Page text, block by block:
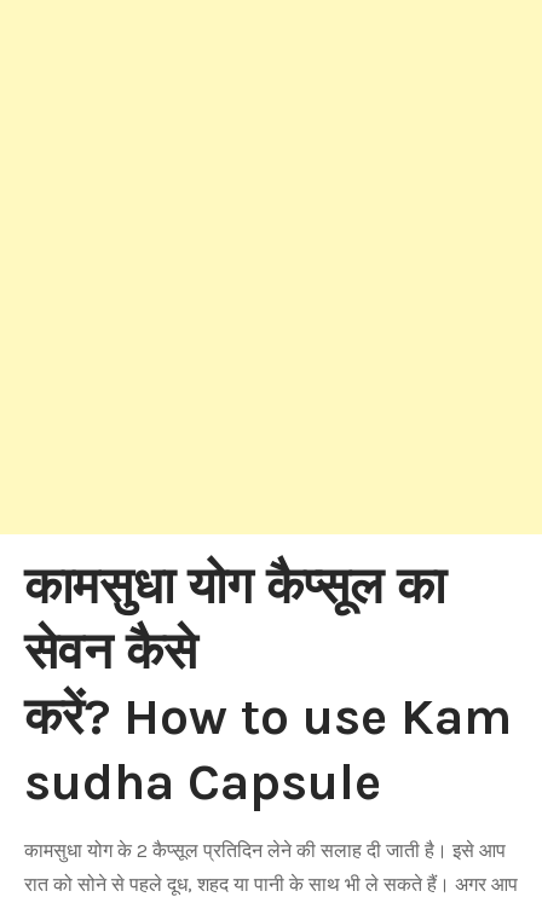
कामसुधा योग कैप्सूल का
सेवन कैसे
करें? How to use Kam
sudha Capsule
कामसुधा योग के 2 कैप्सूल प्रतिदिन लेने की सलाह दी जाती है। इसे आप
रात को सोने से पहले दूध, शहद या पानी के साथ भी ले सकते हैं। अगर आप